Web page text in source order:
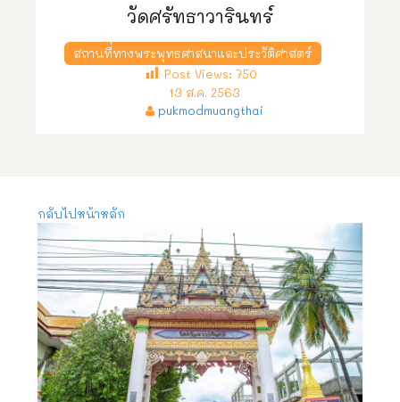
วัดศรัทธาวารินทร์
สถานที่ทางพระพุทธศาสนาและประวัติศาสตร์
Post Views: 750
13 ส.ค. 2563
pukmodmuangthai
กลับไปหน้าหลัก